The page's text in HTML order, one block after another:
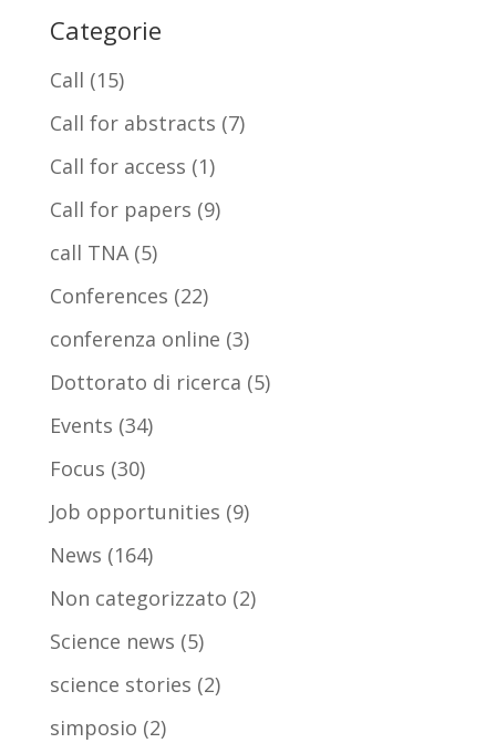
Categorie
Call (15)
Call for abstracts (7)
Call for access (1)
Call for papers (9)
call TNA(5)
Conferences (22)
conferenza online (3)
Dottorato di ricerca (5)
Events (34)
Focus (30)
Job opportunities (9)
News (164)
Non categorizzato (2)
Science news (5)
science stories (2)
simposio (2)